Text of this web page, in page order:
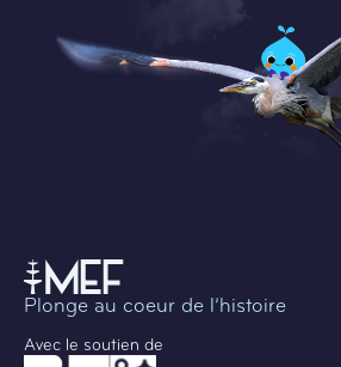
Plonge au coeur de l’histoire
Avec le soutien de